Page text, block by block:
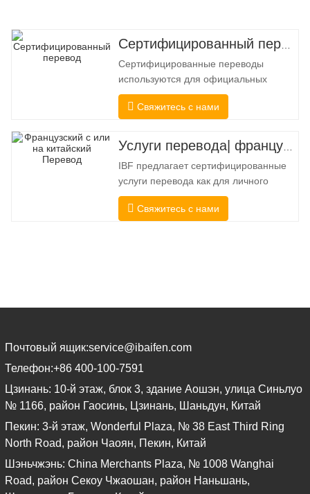
Сертифицированные переводы
используются для официальных
целей, когда получателю требуется
подтверждение точности и полноты
суды и несколько муниципальных,
государственных и федеральных
органов власти часто требуется такой
перевод. Чтобы полностью
соответствовать
Свяжитесь с нами
IBF предлагает сертифицированные
услуги перевода как для личного
использования, так и для
официального использования в
Свяжитесь с нами
Почтовый ящик:service@ibaifen.com
Телефон:+86 400-100-7591
Цзинань: 10-й этаж, блок 3, здание Аошэн, улица Синьлуо
№ 1166, район Гаосинь, Цзинань, Шаньдун, Китай
Пекин: 3-й этаж, Wonderful Plaza, № 38 East Third Ring
North Road, район Чаоян, Пекин, Китай
Шэньчжэнь: China Merchants Plaza, № 1008 Wanghai
Road, район Секоу Чжаошан, район Наньшань,